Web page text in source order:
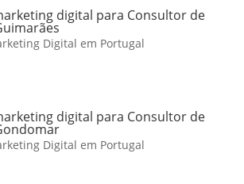
digital para Consultor de
Digital em Portugal
digital para Consultor de
Digital em Portugal